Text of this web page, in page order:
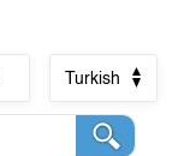
Turkish